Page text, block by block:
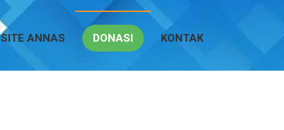
ANNAS DONASI KONTAK